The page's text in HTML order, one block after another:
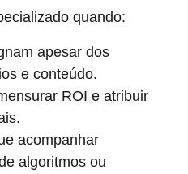
quando:
apesar dos
e conteúdo.
ROI e atribuir
acompanhar
algoritmos ou